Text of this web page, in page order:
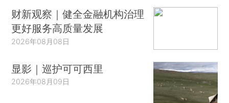
财新观察｜健全金融机构治理
更好服务高质量发展
2026年08月08日
显影｜巡护可可西里
2026年08月09日